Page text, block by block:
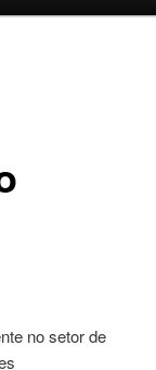
no setor de